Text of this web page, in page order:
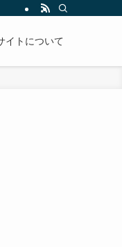
イトについて